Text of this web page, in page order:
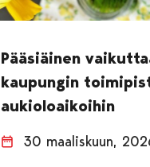
Pääsiäinen
kaupungin
aukioloaikoihin
30 maaliskuun,